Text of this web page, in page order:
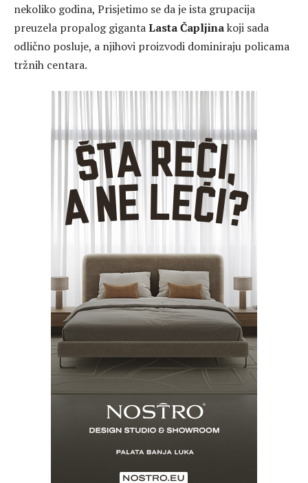
nekoliko godina, Prisjetimo se da je ista grupacija
preuzela propalog gigantaLasta Čapljinakoji sada
odlično posluje, a njihovi proizvodi dominiraju policama
tržnih centara.